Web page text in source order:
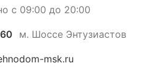
с 09:00 до 20:00
м. Шоссе Энтузиастов
msk.ru